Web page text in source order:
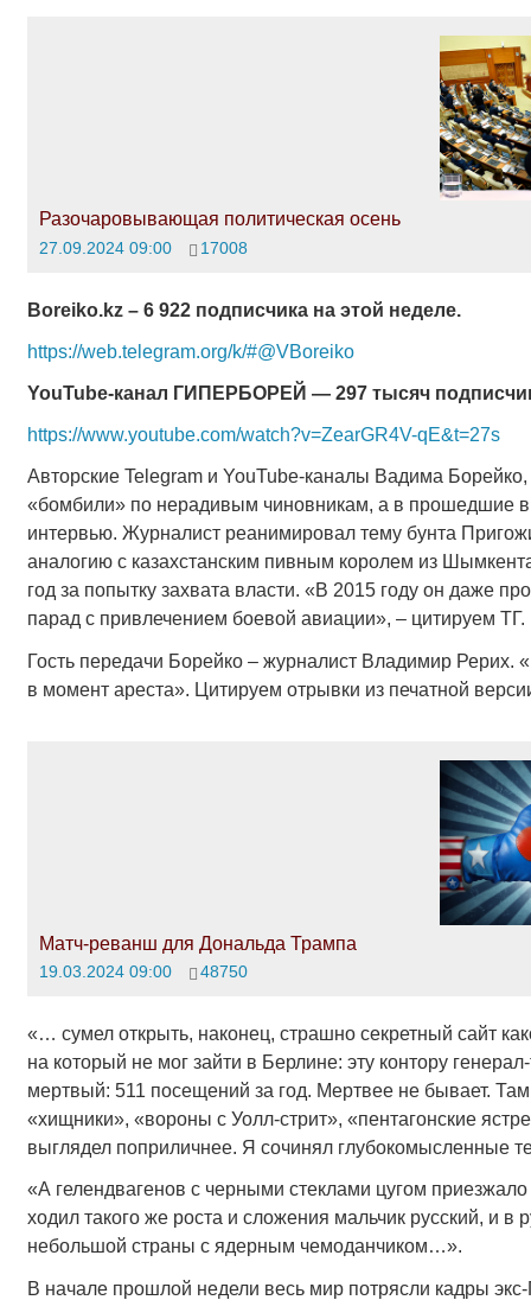
Разочаровывающая политическая осень
27.09.2024 09:00 17008
Boreiko.kz– 6 922 подписчика на этой неделе.
https://web.telegram.org/k/#@VBoreiko
YouTube-канал ГИПЕРБОРЕЙ — 297 тысяч
https://www.youtube.com/watch?v=ZearGR4V-qE&t=27s
Авторские Telegram и YouTube-каналы Вадима
«бомбили» по нерадивым чиновникам, а в прошедшие
интервью. Журналист реанимировал тему бунта
аналогию с казахстанским пивным королем из
год за попытку захвата власти. «В 2015 году он даже
парад с привлечением боевой авиации», – цитируем ТГ.
Гость передачи Борейко – журналист Владимир Рерих.
в момент ареста». Цитируем отрывки из печатной
Матч-реванш для Дональда Трампа
19.03.2024 09:00 48750
«… сумел открыть, наконец, страшно секретный сайт
на который не мог зайти в Берлине: эту контору
мертвый: 511 посещений за год. Мертвее не бывает.
«хищники», «вороны с Уолл-стрит», «пентагонские
выглядел поприличнее. Я сочинял глубокомысленные
«А гелендвагенов с черными стеклами цугом
ходил такого же роста и сложения мальчик русский, и
небольшой страны с ядерным чемоданчиком…».
В начале прошлой недели весь мир потрясли кадры